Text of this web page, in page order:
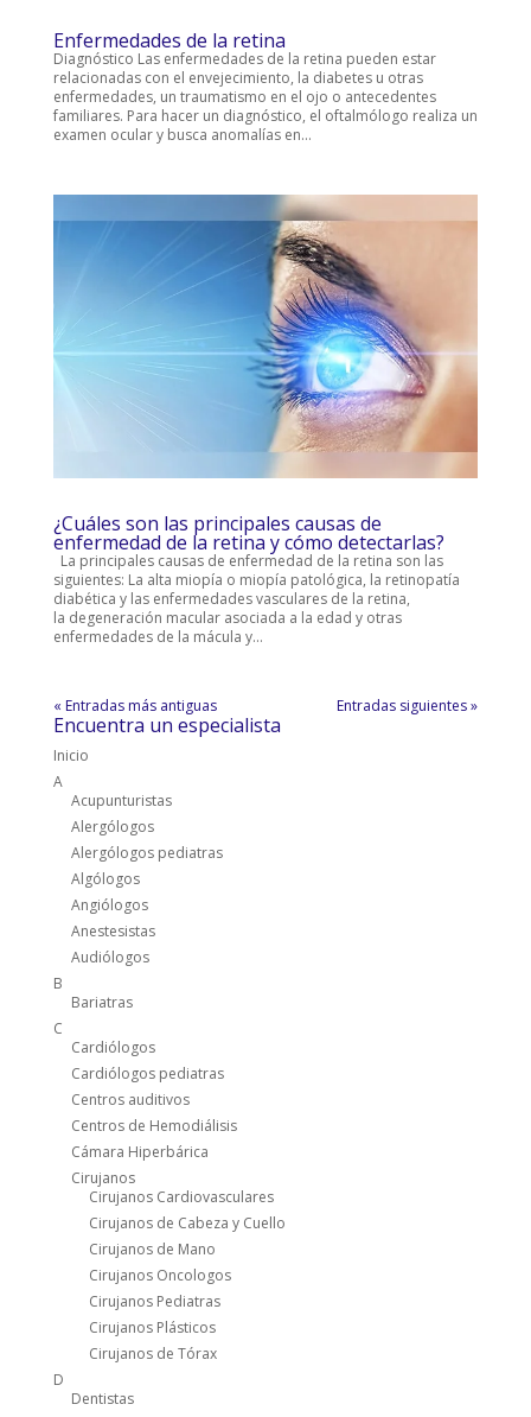
Enfermedades de la retina
Diagnóstico Las enfermedades de la retina pueden estar
relacionadas con el envejecimiento, la diabetes u otras
enfermedades, un traumatismo en el ojo o antecedentes
familiares. Para hacer un diagnóstico, el oftalmólogo realiza un
examen ocular y busca anomalías en...
¿Cuáles son las principales causas de
enfermedad de la retina y cómo detectarlas?
La principales causas de enfermedad de la retina son las
siguientes: La alta miopía o miopía patológica, la retinopatía
diabética y las enfermedades vasculares de la retina,
la degeneración macular asociada a la edad y otras
enfermedades de la mácula y...
« Entradas más antiguas Entradas siguientes »
Encuentra un especialista
Inicio
A
Acupunturistas
Alergólogos
Alergólogos pediatras
Algólogos
Angiólogos
Anestesistas
Audiólogos
B
Bariatras
C
Cardiólogos
Cardiólogos pediatras
Centros auditivos
Centros de Hemodiálisis
Cámara Hiperbárica
Cirujanos
Cirujanos Cardiovasculares
Cirujanos de Cabeza y Cuello
Cirujanos de Mano
Cirujanos Oncologos
Cirujanos Pediatras
Cirujanos Plásticos
Cirujanos de Tórax
D
Dentistas